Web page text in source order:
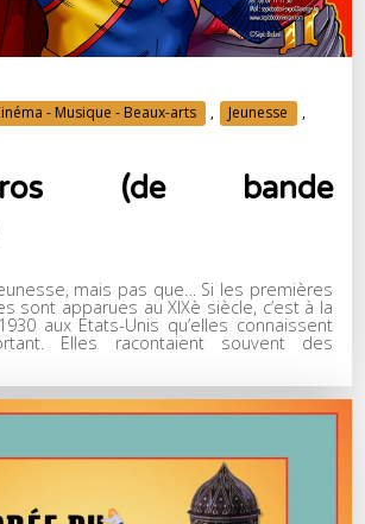
- Musique - Beaux-arts , Jeunesse
,
(de bande
mais pas que… Si les premières
sont apparues au XIXè siècle, c’est à la
aux Etats-Unis qu’elles connaissent
Elles racontaient souvent des